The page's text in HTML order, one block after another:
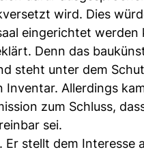
wird. Dies
eingerichtet werden
Denn das
steht unter dem
Allerdings
zum Schluss,
sei.
stellt dem Interesse